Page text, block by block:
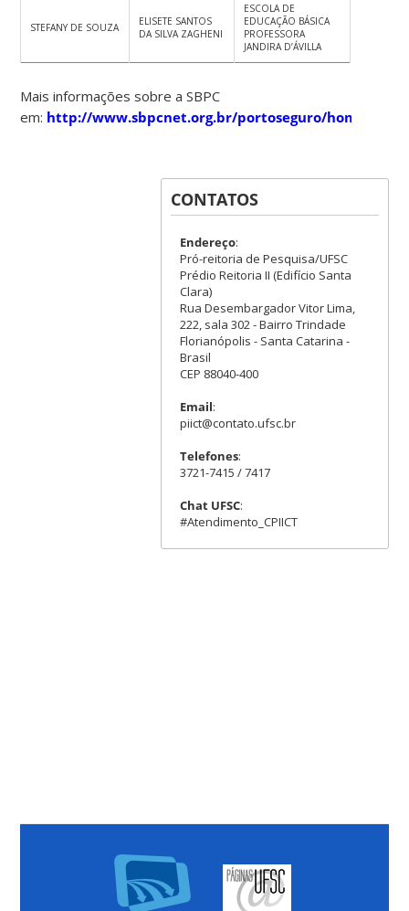
STEFANY DE SOUZA
ELISETE SANTOS
DA SILVA ZAGHENI
ESCOLA DE
EDUCAÇÃO BÁSICA
PROFESSORA
JANDIRA D’ÁVILLA
Mais informações sobre a SBPC
em: http://www.sbpcnet.org.br/portoseguro/home/
CONTATOS
Endereço:
Pró-reitoria de Pesquisa/UFSC
Prédio Reitoria II (Edifício Santa
Clara)
Rua Desembargador Vitor Lima,
222, sala 302 - Bairro Trindade
Florianópolis - Santa Catarina -
Brasil
CEP 88040-400
Email:
piict@contato.ufsc.br
Telefones:
3721-7415 / 7417
Chat UFSC:
#Atendimento_CPIICT